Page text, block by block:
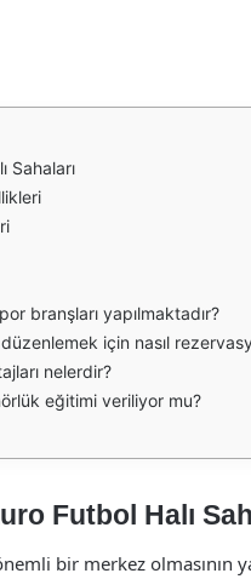
Sahaları
branşları yapılmaktadır?
için nasıl
nelerdir?
eğitimi veriliyor mu?
Futbol Halı
bir merkez olmasının